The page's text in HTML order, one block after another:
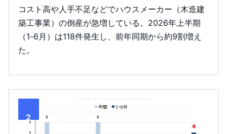
コスト高や人手不足などでハウスメーカー（木造建
築工事業）の倒産が急増している。2026年上半期
（1-6月）は118件発生し、前年同期から約9割増え
た。
2